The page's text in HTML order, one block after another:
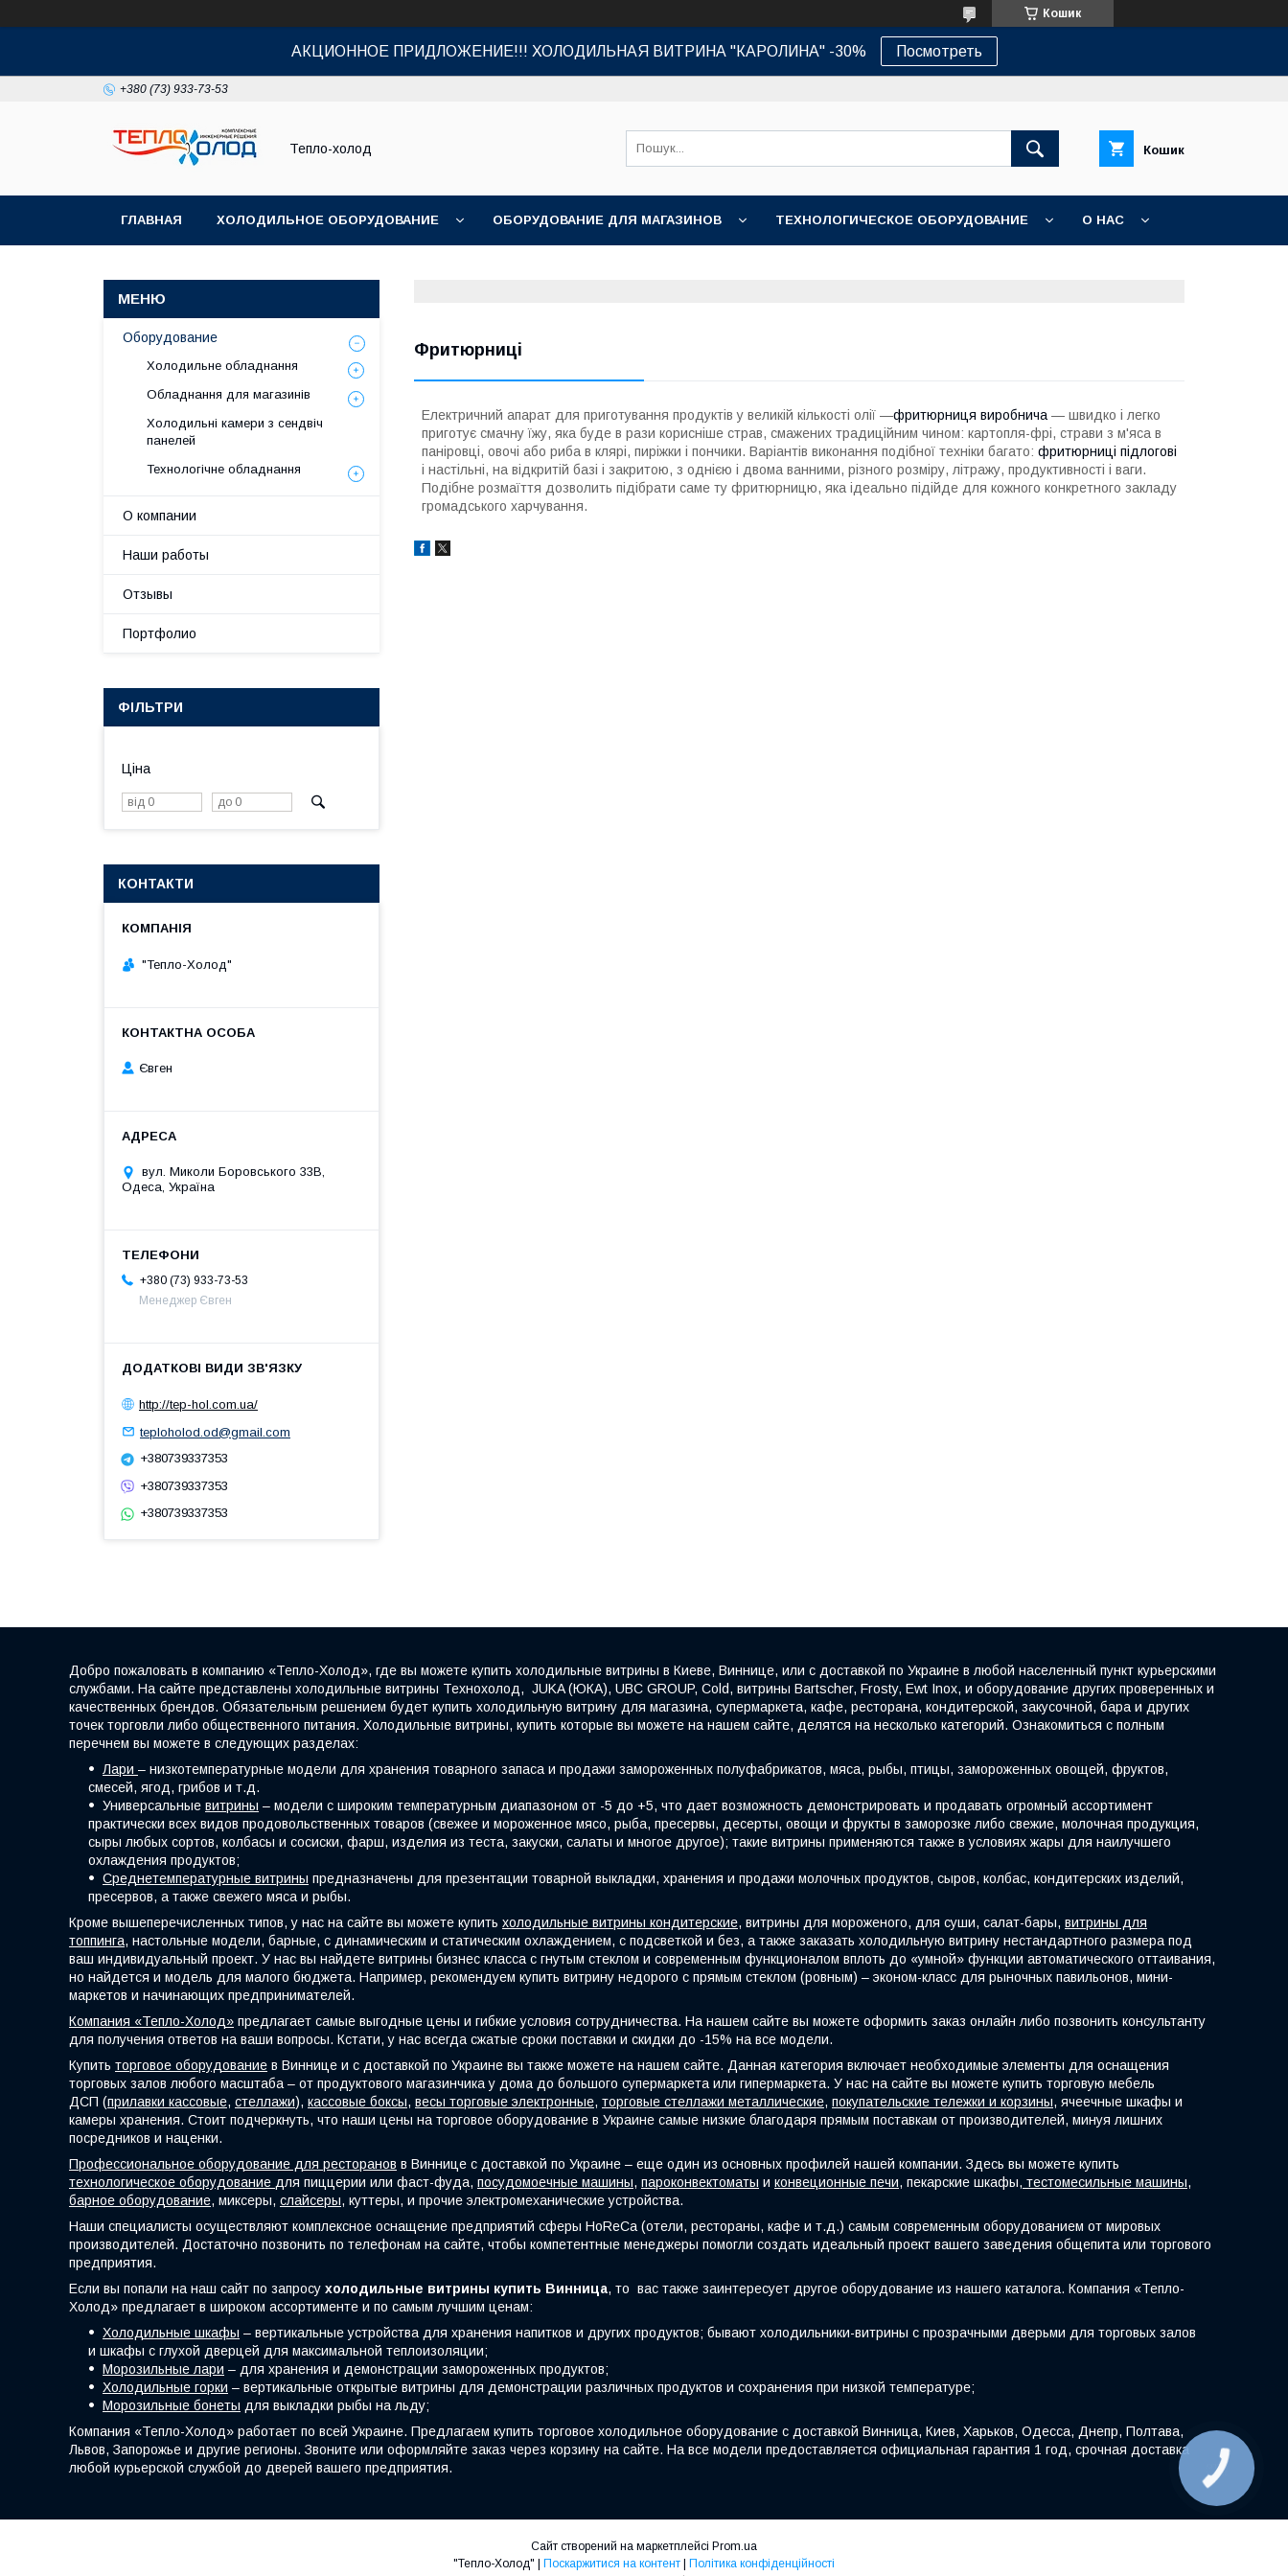
Кошик
АКЦИОННОЕ ПРИДЛОЖЕНИЕ!!! ХОЛОДИЛЬНАЯ ВИТРИНА "КАРОЛИНА" -30% Посмотреть
+380 (73) 933-73-53
Тепло-холод Кошик
ГЛАВНАЯ ХОЛОДИЛЬНОЕ ОБОРУДОВАНИЕ ОБОРУДОВАНИЕ ДЛЯ МАГАЗИНОВ ТЕХНОЛОГИЧЕСКОЕ ОБОРУДОВАНИЕ О НАС
Фритюрниці
Електричний апарат для приготування продуктів у великій кількості олії —фритюрниця виробнича — швидко і легко
приготує смачну їжу, яка буде в рази корисніше страв, смажених традиційним чином: картопля-фрі, страви з м'яса в
паніровці, овочі або риба в клярі, пиріжки і пончики. Варіантів виконання подібної техніки багато: фритюрниці підлогові
і настільні, на відкритій базі і закритою, з однією і двома ванними, різного розміру, літражу, продуктивності і ваги.
Подібне розмаїття дозволить підібрати саме ту фритюрницю, яка ідеально підійде для кожного конкретного закладу
громадського харчування.
Оборудование
Холодильне обладнання
Обладнання для магазинів
Холодильні камери з сендвіч
панелей
Технологічне обладнання
О компании
Наши работы
Отзывы
Портфолио
ФІЛЬТРИ
Ціна
КОНТАКТИ
"Тепло-Холод"
Євген
вул. Миколи Боровського 33В,
Одеса, Україна
+380 (73) 933-73-53
Менеджер Євген
http://tep-hol.com.ua/
teploholod.od@gmail.com
+380739337353
+380739337353
+380739337353
Добро пожаловать в компанию «Тепло-Холод», где вы можете купить холодильные витрины в Киеве, Виннице, или с доставкой по Украине в любой населенный пункт курьерскими
службами. На сайте представлены холодильные витрины Технохолод, JUKA (ЮКА), UBC GROUP, Cold, витрины Bartscher, Frosty, Ewt Inox, и оборудование других проверенных и
качественных брендов. Обязательным решением будет купить холодильную витрину для магазина, супермаркета, кафе, ресторана, кондитерской, закусочной, бара и других
точек торговли либо общественного питания. Холодильные витрины, купить которые вы можете на нашем сайте, делятся на несколько категорий. Ознакомиться с полным
перечнем вы можете в следующих разделах:
Лари – низкотемпературные модели для хранения товарного запаса и продажи замороженных полуфабрикатов, мяса, рыбы, птицы, замороженных овощей, фруктов,
смесей, ягод, грибов и т.д.
Универсальные витрины – модели с широким температурным диапазоном от -5 до +5, что дает возможность демонстрировать и продавать огромный ассортимент
практически всех видов продовольственных товаров (свежее и мороженное мясо, рыба, пресервы, десерты, овощи и фрукты в заморозке либо свежие, молочная продукция,
сыры любых сортов, колбасы и сосиски, фарш, изделия из теста, закуски, салаты и многое другое); такие витрины применяются также в условиях жары для наилучшего
охлаждения продуктов;
Среднетемпературные витрины предназначены для презентации товарной выкладки, хранения и продажи молочных продуктов, сыров, колбас, кондитерских изделий,
пресервов, а также свежего мяса и рыбы.
Кроме вышеперечисленных типов, у нас на сайте вы можете купить холодильные витрины кондитерские, витрины для мороженого, для суши, салат-бары, витрины для
топпинга, настольные модели, барные, с динамическим и статическим охлаждением, с подсветкой и без, а также заказать холодильную витрину нестандартного размера под
ваш индивидуальный проект. У нас вы найдете витрины бизнес класса с гнутым стеклом и современным функционалом вплоть до «умной» функции автоматического оттаивания,
но найдется и модель для малого бюджета. Например, рекомендуем купить витрину недорого с прямым стеклом (ровным) – эконом-класс для рыночных павильонов, мини-
маркетов и начинающих предпринимателей.
Компания «Тепло-Холод» предлагает самые выгодные цены и гибкие условия сотрудничества. На нашем сайте вы можете оформить заказ онлайн либо позвонить консультанту
для получения ответов на ваши вопросы. Кстати, у нас всегда сжатые сроки поставки и скидки до -15% на все модели.
Купить торговое оборудование в Виннице и с доставкой по Украине вы также можете на нашем сайте. Данная категория включает необходимые элементы для оснащения
торговых залов любого масштаба – от продуктового магазинчика у дома до большого супермаркета или гипермаркета. У нас на сайте вы можете купить торговую мебель
ДСП (прилавки кассовые, стеллажи), кассовые боксы, весы торговые электронные, торговые стеллажи металлические, покупательские тележки и корзины, ячеечные шкафы и
камеры хранения. Стоит подчеркнуть, что наши цены на торговое оборудование в Украине самые низкие благодаря прямым поставкам от производителей, минуя лишних
посредников и наценки.
Профессиональное оборудование для ресторанов в Виннице с доставкой по Украине – еще один из основных профилей нашей компании. Здесь вы можете купить
технологическое оборудование для пиццерии или фаст-фуда, посудомоечные машины, пароконвектоматы и конвеционные печи, пекарские шкафы, тестомесильные машины,
барное оборудование, миксеры, слайсеры, куттеры, и прочие электромеханические устройства.
Наши специалисты осуществляют комплексное оснащение предприятий сферы HoReCa (отели, рестораны, кафе и т.д.) самым современным оборудованием от мировых
производителей. Достаточно позвонить по телефонам на сайте, чтобы компетентные менеджеры помогли создать идеальный проект вашего заведения общепита или торгового
предприятия.
Если вы попали на наш сайт по запросу холодильные витрины купить Винница, то вас также заинтересует другое оборудование из нашего каталога. Компания «Тепло-
Холод» предлагает в широком ассортименте и по самым лучшим ценам:
Холодильные шкафы – вертикальные устройства для хранения напитков и других продуктов; бывают холодильники-витрины с прозрачными дверьми для торговых залов
и шкафы с глухой дверцей для максимальной теплоизоляции;
Морозильные лари – для хранения и демонстрации замороженных продуктов;
Холодильные горки – вертикальные открытые витрины для демонстрации различных продуктов и сохранения при низкой температуре;
Морозильные бонеты для выкладки рыбы на льду;
Компания «Тепло-Холод» работает по всей Украине. Предлагаем купить торговое холодильное оборудование с доставкой Винница, Киев, Харьков, Одесса, Днепр, Полтава,
Львов, Запорожье и другие регионы. Звоните или оформляйте заказ через корзину на сайте. На все модели предоставляется официальная гарантия 1 год, срочная доставка
любой курьерской службой до дверей вашего предприятия.
Сайт створений на маркетплейсі Prom.ua
Поскаржитися на контент
Політика конфіденційності
КНОПКА
ЗВ'ЯЗКУ